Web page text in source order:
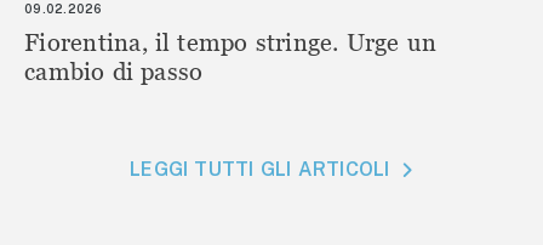
09.02.2026
Fiorentina, il tempo stringe. Urge un
cambio di passo
LEGGI TUTTI GLI ARTICOLI